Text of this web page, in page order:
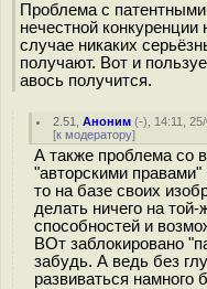
Проблема с
нечестной
случае никаких
получают. Вот и
авось получится.
2.51 ,Аноним (-), 14:11,
[к модератору]
А также проблема со
"авторскими
то на базе своих
делать ничего на
способностей и
ВОт заблокировано
забудь. А ведь без
развиваться намного